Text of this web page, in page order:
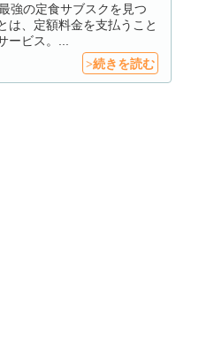
強の定食サブスクを見つ
は、定額料金を支払うこと
ービス。...